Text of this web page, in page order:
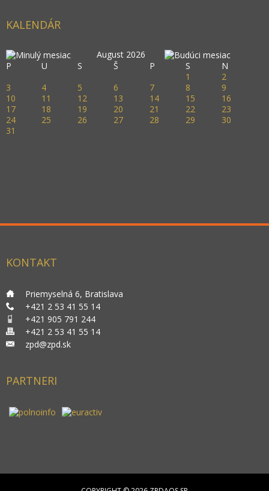
KALENDÁR
August 2026
P
U S Š P S
N
1
2
3
4 5 6 7 8
9
10
11 12 13 14 15
16
17
18 19 20 21 22
23
24
25 26 27 28 29
30
31
KONTAKT
Priemyselná 6, Bratislava
+421 2 53 41 55 14
+421 905 791 244
+421 2 53 41 55 14
zpd@zpd.sk
PARTNERI